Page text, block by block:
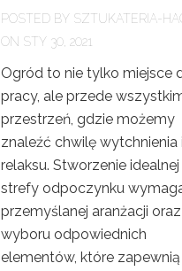
POSTED BY SZTUKATERIA-
ON STY 30, 2021
Ogród to nie tylko miejsce
pracy, ale przede
przestrzeń, gdzie możemy
znaleźć chwilę wytchnienia i
relaksu. Stworzenie idealnej
strefy odpoczynku
przemyślanej aranżacji oraz
wyboru odpowiednich
elementów, które zapewnią